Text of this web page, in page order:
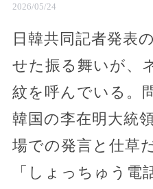
2026/05/24
日韓共同記者発表
せた振る舞いが、
紋を呼んでいる。
韓国の李在明大統
場での発言と仕草
「しょっちゅう電